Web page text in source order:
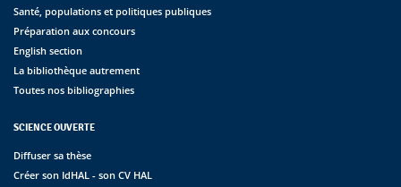
Santé, populations et politiques publiques
Préparation aux concours
English section
La bibliothèque autrement
Toutes nos bibliographies
SCIENCE OUVERTE
Diffuser sa thèse
Créer son IdHAL - son CV HAL